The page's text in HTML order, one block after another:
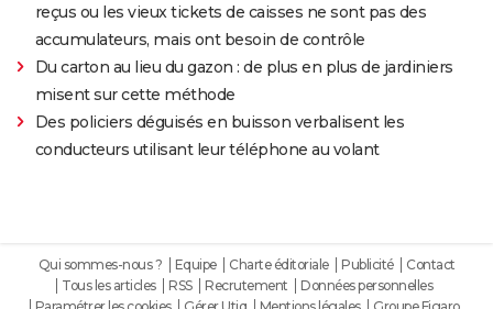
reçus ou les vieux tickets de caisses ne sont pas des
accumulateurs, mais ont besoin de contrôle
Du carton au lieu du gazon : de plus en plus de jardiniers
misent sur cette méthode
Des policiers déguisés en buisson verbalisent les
conducteurs utilisant leur téléphone au volant
Qui sommes-nous ? Equipe Charte éditoriale Publicité
Contact
Tous les articles
RSS Recrutement
Données personnelles